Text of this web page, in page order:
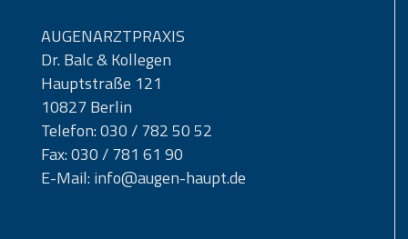
AUGENARZTPRAXIS
Dr. Balc & Kollegen
Hauptstraße 121
10827 Berlin
Telefon: 030 / 782 50 52
Fax: 030 / 781 61 90
E-Mail: info@augen-haupt.de